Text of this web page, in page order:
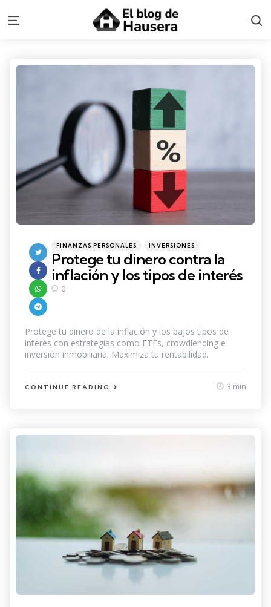
Menu
Categories
Posted
in
FINANZAS PERSONALES INVERSIONES
Protege tu dinero contra la
inflación y los tipos de interés
0
Protege tu dinero de la inflación y los bajos tipos de
interés con estrategias como ETFs, crowdlending e
inversión inmobiliaria. Maximiza tu rentabilidad.
CONTINUE READING 3 min